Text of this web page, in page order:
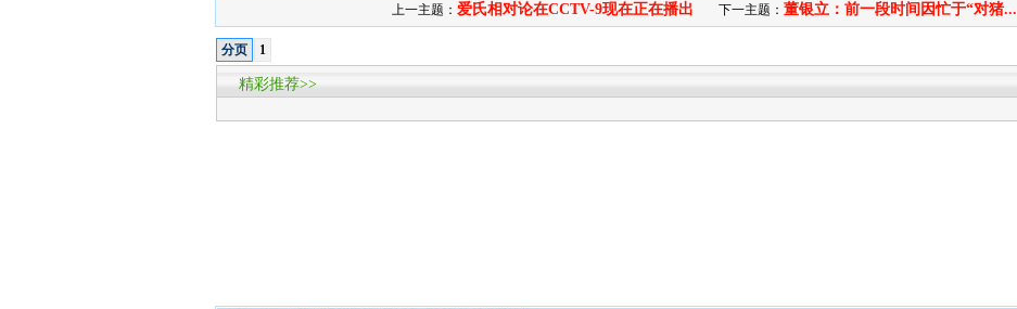
上一主题： 爱氏相对论在CCTV-9现在正在播出 下一主题： 董银立：前一段时间因忙于“对猪...
分页 1
精彩推荐>>